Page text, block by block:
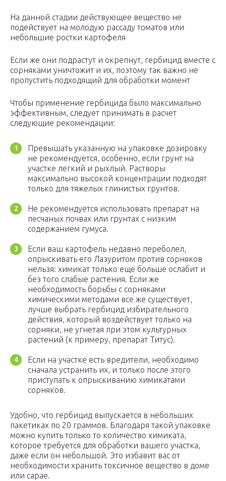
На данной стадии действующее вещество не
подействует на молодую рассаду томатов или
небольшие ростки картофеля
Если же они подрастут и окрепнут, гербицид вместе с
сорняками уничтожит и их, поэтому так важно не
пропустить подходящий для обработки момент
Чтобы применение гербицида было максимально
эффективным, следует принимать в расчет
следующие рекомендации:
Превышать указанную на упаковке дозировку
не рекомендуется, особенно, если грунт на
участке легкий и рыхлый. Растворы
максимально высокой концентрации подходят
только для тяжелых глинистых грунтов.
Не рекомендуется использовать препарат на
песчаных почвах или грунтах с низким
содержанием гумуса.
Если ваш картофель недавно переболел,
опрыскивать его Лазуритом против сорняков
нельзя: химикат только еще больше ослабит и
без того слабые растения. Если же
необходимость борьбы с сорняками
химическими методами все же существует,
лучше выбрать гербицид избирательного
действия, который воздействует только на
сорняки, не угнетая при этом культурных
растений (к примеру, препарат Титус).
Если на участке есть вредители, необходимо
сначала устранить их, и только после этого
приступать к опрыскиванию химикатами
сорняков.
Удобно, что гербицид выпускается в небольших
пакетиках по 20 граммов. Благодаря такой упаковке
можно купить только то количество химиката,
которое требуется для обработки вашего участка,
даже если он небольшой. Это избавит вас от
необходимости хранить токсичное вещество в доме
или сарае.